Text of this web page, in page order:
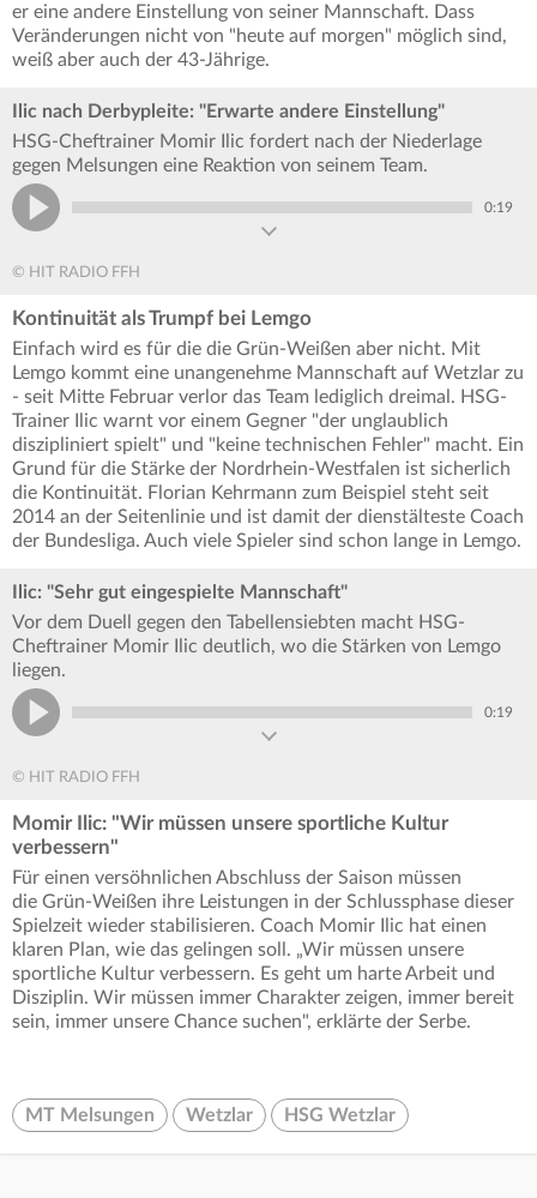
er eine andere Einstellung von seiner Mannschaft. Dass
Veränderungen nicht von "heute auf morgen" möglich sind,
weiß aber auch der 43-Jährige.
Ilic nach Derbypleite: "Erwarte andere Einstellung"
HSG-Cheftrainer Momir Ilic fordert nach der Niederlage
gegen Melsungen eine Reaktion von seinem Team.
0:19
© HIT RADIO FFH
Kontinuität als Trumpf bei Lemgo
Einfach wird es für die die Grün-Weißen aber nicht. Mit
Lemgo kommt eine unangenehme Mannschaft auf Wetzlar zu
- seit Mitte Februar verlor das Team lediglich dreimal. HSG-
Trainer Ilic warnt vor einem Gegner "der unglaublich
diszipliniert spielt" und "keine technischen Fehler" macht. Ein
Grund für die Stärke der Nordrhein-Westfalen ist sicherlich
die Kontinuität. Florian Kehrmann zum Beispiel steht seit
2014 an der Seitenlinie und ist damit der dienstälteste Coach
der Bundesliga. Auch viele Spieler sind schon lange in Lemgo.
Ilic: "Sehr gut eingespielte Mannschaft"
Vor dem Duell gegen den Tabellensiebten macht HSG-
Cheftrainer Momir Ilic deutlich, wo die Stärken von Lemgo
liegen.
0:19
© HIT RADIO FFH
Momir Ilic: "Wir müssen unsere sportliche Kultur
verbessern"
Für einen versöhnlichen Abschluss der Saison müssen
die Grün-Weißen ihre Leistungen in der Schlussphase dieser
Spielzeit wieder stabilisieren. Coach Momir Ilic hat einen
klaren Plan, wie das gelingen soll. „Wir müssen unsere
sportliche Kultur verbessern. Es geht um harte Arbeit und
Disziplin. Wir müssen immer Charakter zeigen, immer bereit
sein, immer unsere Chance suchen", erklärte der Serbe.
MT Melsungen Wetzlar HSG Wetzlar